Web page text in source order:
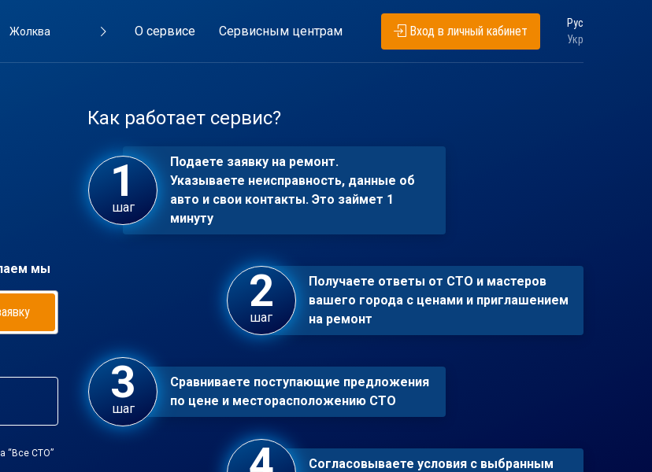
Жолква О сервисе Сервисным центрам Вход в личный кабинет
Рус
Укр
мы
“Все СТО”
Как работает сервис?
шаг
Подаете заявку на ремонт.
Указываете неисправность, данные об
авто и свои контакты. Это займет 1
минуту
шаг
Получаете ответы от СТО и мастеров
вашего города с ценами и приглашением
на ремонт
шаг
Сравниваете поступающие предложения
по цене и месторасположению СТО
Согласовываете условия с выбранным